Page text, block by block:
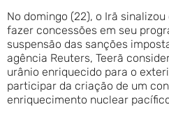
No domingo (22), o Irã
fazer concessões em seu
suspensão das sanções
agência Reuters, Teerã
urânio enriquecido para o
participar da criação de um
enriquecimento nuclear